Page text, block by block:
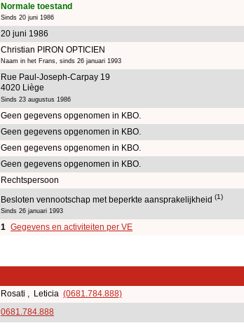
Normale toestand
Sinds 20 juni 1986
20 juni 1986
Christian PIRON OPTICIEN
Naam in het Frans, sinds 26 januari 1993
Rue Paul-Joseph-Carpay 19
4020 Liège
Sinds 23 augustus 1986
Geen gegevens opgenomen in KBO.
Geen gegevens opgenomen in KBO.
Geen gegevens opgenomen in KBO.
Geen gegevens opgenomen in KBO.
Rechtspersoon
Besloten vennootschap met beperkte aansprakelijkheid (1)
Sinds 26 januari 1993
1 Gegevens en activiteiten per VE
Rosati , Leticia (0681.784.888)
0681.784.888